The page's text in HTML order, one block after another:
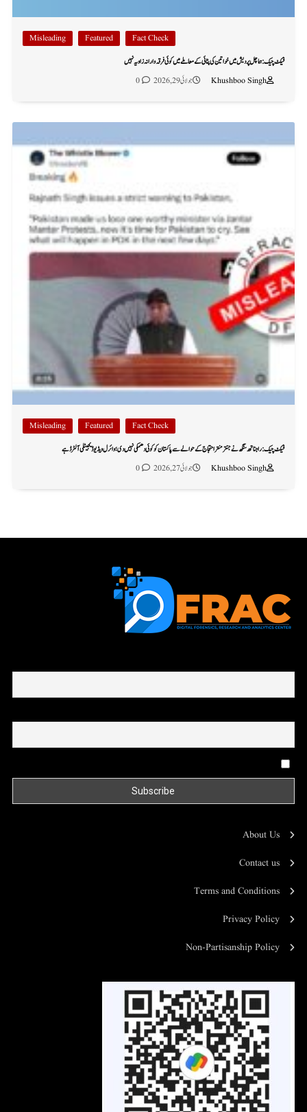
Fact Check
Featured
Misleading
فیکٹ چیک: ہماچل پردیش میں خواتین کی پٹائی کے معاملے میں کوئی فرقہ وارانہ زاویہ نہیں
Khushboo Singh
جولائی 29, 2026 0
Fact Check
Featured
Misleading
فیکٹ چیک: راجناتھ سنگھ نے جنتر منتر احتجاج کے حوالے سے پاکستان کو کوئی دھمکی نہیں دی؛ وائرل ویڈیو ڈیجیٹلی آلٹرڈ ہے
Khushboo Singh
جولائی 27, 2026 0
About Us
Contact us
Terms and Conditions
Privacy Policy
Non-Partisanship Policy